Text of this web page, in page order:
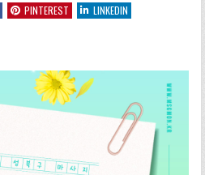
PINTEREST LINKEDIN